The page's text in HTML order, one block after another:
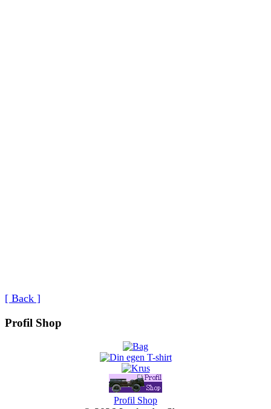
[ Back ]
Profil Shop
Profil Shop